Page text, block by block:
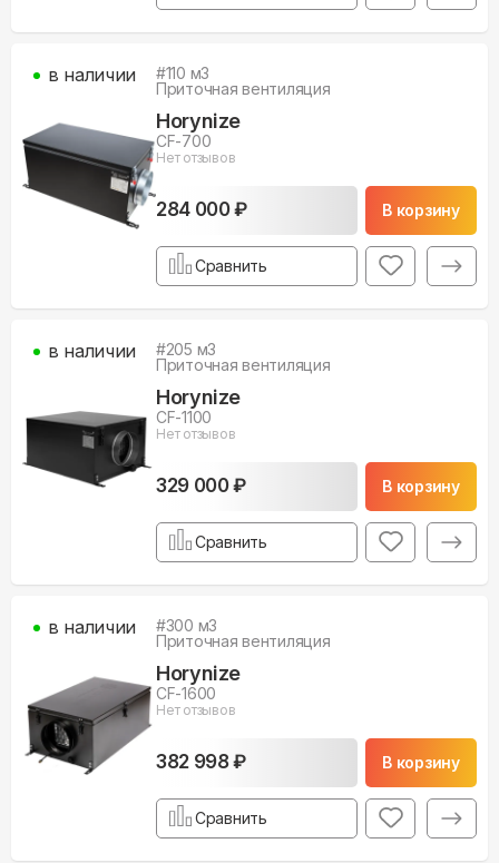
#110 м3
Приточная вентиляция
Horynize
CF-700
Нет отзывов
284 000 ₽ В корзину
в наличии
Сравнить
#205 м3
Приточная вентиляция
Horynize
CF-1100
Нет отзывов
329 000 ₽ В корзину
в наличии
Сравнить
#300 м3
Приточная вентиляция
Horynize
CF-1600
Нет отзывов
382 998 ₽ В корзину
в наличии
Сравнить